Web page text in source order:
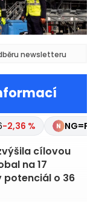
newsletteru
-2,36 % NG=F
cílovou
na 17
potenciál o 36